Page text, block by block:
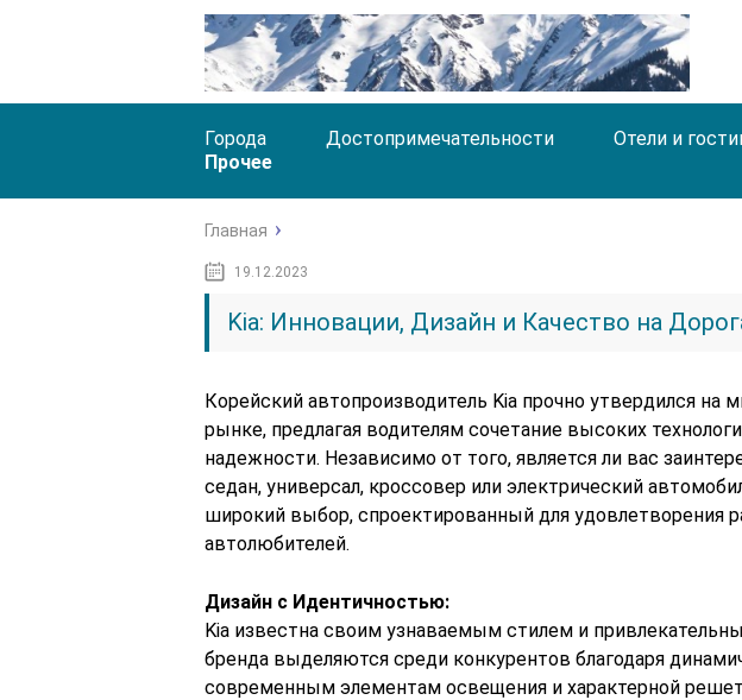
Города Достопримечательности Отели и
Прочее
Главная
19.12.2023
Kia: Инновации, Дизайн и Качество на
Корейский автопроизводитель Kia прочно утвердился на
рынке, предлагая водителям сочетание высоких
надежности. Независимо от того, является ли вас
седан, универсал, кроссовер или электрический
широкий выбор, спроектированный для удовлетворения
автолюбителей.
Дизайн с Идентичностью:
Kia известна своим узнаваемым стилем и
бренда выделяются среди конкурентов благодаря
современным элементам освещения и характерной